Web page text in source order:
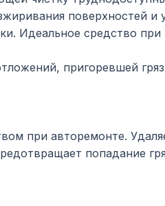
поверхностей и
Идеальное средство
пригоревшей
при авторемонте.
попадание